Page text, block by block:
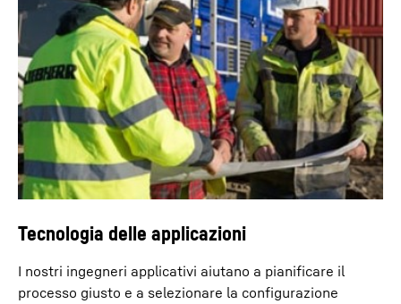
Tecnologia delle applicazioni
I nostri ingegneri applicativi aiutano a pianificare il
processo giusto e a selezionare la configurazione